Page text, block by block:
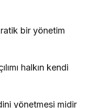
bir yönetim
halkın kendi
yönetmesi midir